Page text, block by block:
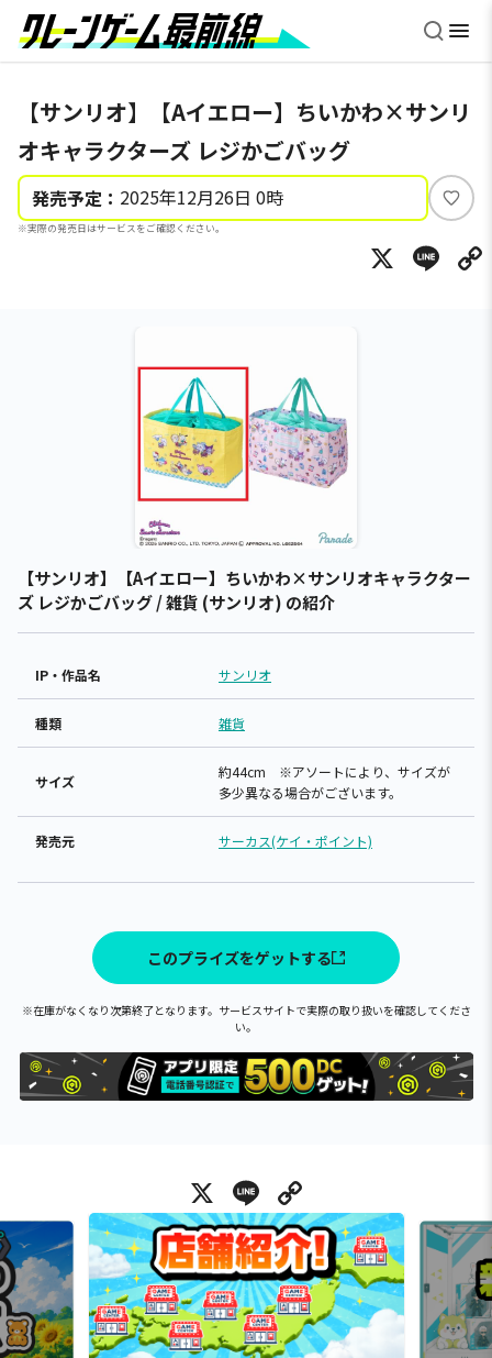
【サンリオ】【Aイエロー】ちいかわ×サンリ
オキャラクターズ レジかごバッグ
発売予定： 2025年12月26日 0時
※実際の発売日はサービスをご確認ください。
い
ね
X
【サンリオ】【Aイエロー】ちいかわ×サンリオキャラクター
ズ レジかごバッグ / 雑貨 (サンリオ) の紹介
IP・作品名 サンリオ
種類 雑貨
サイズ
約44cm ※アソートにより、サイズが
多少異なる場合がございます。
発売元 サーカス(ケイ・ポイント)
このプライズをゲットする
※在庫がなくなり次第終了となります。サービスサイトで実際の取り扱いを確認してくださ
い。
X Line